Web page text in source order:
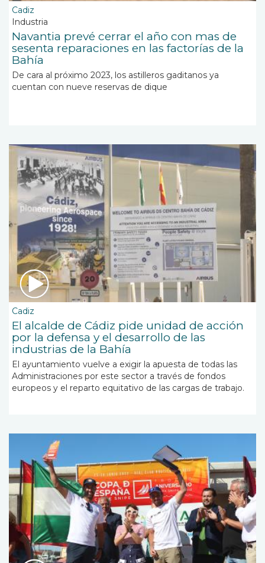
Cadiz
Industria
Navantia prevé cerrar el año con mas de
sesenta reparaciones en las factorías de la
Bahía
De cara al próximo 2023, los astilleros gaditanos ya
cuentan con nueve reservas de dique
Cadiz
El alcalde de Cádiz pide unidad de acción
por la defensa y el desarrollo de las
industrias de la Bahía
El ayuntamiento vuelve a exigir la apuesta de todas las
Administraciones por este sector a través de fondos
europeos y el reparto equitativo de las cargas de trabajo.